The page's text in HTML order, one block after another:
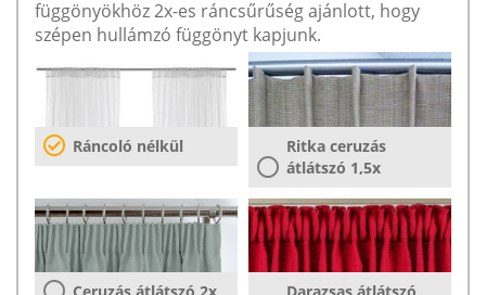
függönyökhöz 2x-es ráncsűrűség ajánlott, hogy
szépen hullámzó függönyt kapjunk.
Ráncoló nélkül
Ritka ceruzás
átlátszó 1,5x